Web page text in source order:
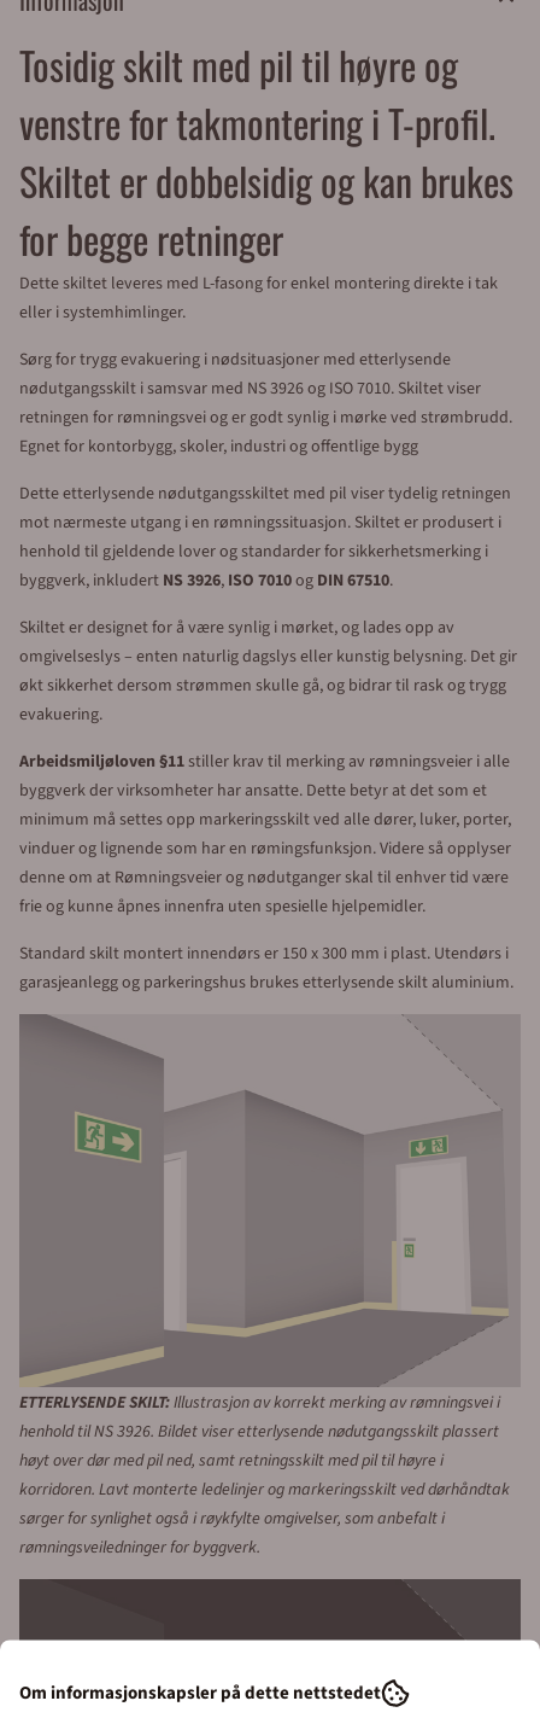
Tosidig skilt med pil til høyre og
venstre for takmontering i T-profil.
Skiltet er dobbelsidig og kan brukes
for begge retninger
Dette skiltet leveres med L-fasong for enkel montering direkte i tak
eller i systemhimlinger.
Sørg for trygg evakuering i nødsituasjoner med etterlysende
nødutgangsskilt i samsvar med NS 3926 og ISO 7010. Skiltet viser
retningen for rømningsvei og er godt synlig i mørke ved strømbrudd.
Egnet for kontorbygg, skoler, industri og offentlige bygg
Dette etterlysende nødutgangsskiltet med pil viser tydelig retningen
mot nærmeste utgang i en rømningssituasjon. Skiltet er produsert i
henhold til gjeldende lover og standarder for sikkerhetsmerking i
byggverk, inkludert NS 3926, ISO 7010og DIN 67510.
Skiltet er designet for å være synlig i mørket, og lades opp av
omgivelseslys – enten naturlig dagslys eller kunstig belysning. Det gir
økt sikkerhet dersom strømmen skulle gå, og bidrar til rask og trygg
evakuering.
Arbeidsmiljøloven §11 stiller krav til merking av rømningsveier i alle
byggverk der virksomheter har ansatte. Dette betyr at det som et
minimum må settes opp markeringsskilt ved alle dører, luker, porter,
vinduer og lignende som har en rømingsfunksjon. Videre så opplyser
denne om at Rømningsveier og nødutganger skal til enhver tid være
frie og kunne åpnes innenfra uten spesielle hjelpemidler.
Standard skilt montert innendørs er 150 x 300 mm i plast. Utendørs i
garasjeanlegg og parkeringshus brukes etterlysende skilt aluminium.
ETTERLYSENDE SKILT:Illustrasjon av korrekt merking av rømningsvei i
henhold til NS 3926. Bildet viser etterlysende nødutgangsskilt plassert
høyt over dør med pil ned, samt retningsskilt med pil til høyre i
korridoren. Lavt monterte ledelinjer og markeringsskilt ved dørhåndtak
sørger for synlighet også i røykfylte omgivelser, som anbefalt i
rømningsveiledninger for byggverk.
Om informasjonskapsler på dette nettstedet